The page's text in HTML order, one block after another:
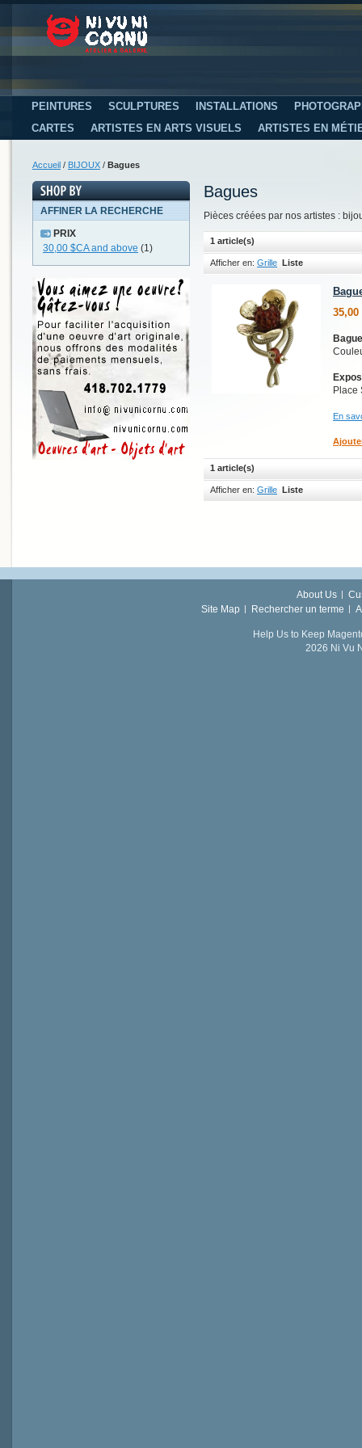
PEINTURES SCULPTURES INSTALLATIONS
CARTES
ARTISTES EN ARTS VISUELS ARTISTES EN
Accueil / BIJOUX / Bagues
Bagues
Pièces créées par nos artistes :
1 article(s)
Afficher en: Grille Liste
35,00
Place
En
1 article(s)
Afficher en: Grille Liste
AFFINER LA RECHERCHE
PRIX
30,00 $CAand above (1)
About Us
Site Map
Rechercher un terme
Help Us to Keep
2026 Ni Vu